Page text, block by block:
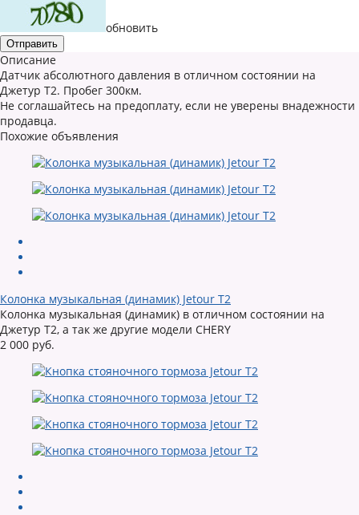
обновить
Описание
Датчик абсолютного давления в отличном состоянии на
Джетур Т2. Пробег 300км.
Не соглашайтесь на предоплату, если не уверены внадежности
продавца.
Похожие объявления
Колонка музыкальная (динамик) Jetour T2
Колонка музыкальная (динамик) в отличном состоянии на
Джетур Т2, а так же другие модели CHERY
2 000 руб.